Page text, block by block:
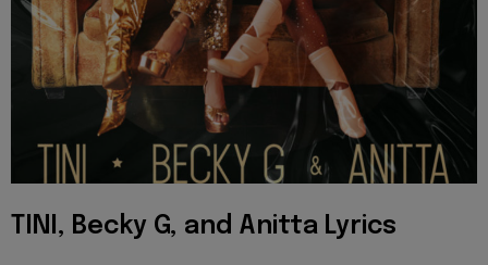
TINI, Becky G, and Anitta Lyrics